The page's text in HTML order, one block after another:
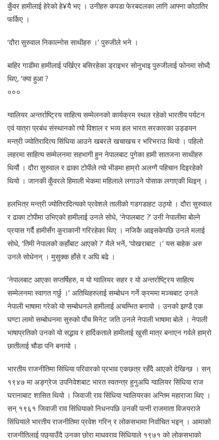
कुँवर हामीलाई हेरेको हे¥यै भए । उनीहरु कपडा फेरबदलका लागि आफ्ना कोठातिर
फर्किए ।
‘दौरा सुरुवाल निकाल्नोस साथीहरु ।’ पुरुजीले भने ।
बाहिर गाडीमा हामीलाई पर्खिएर बसिरहेका ड्राइभर सोनुभाइ पुरुजीलाई फोनमा सोध्दै
थिए, ‘क्या हुआ ?
०००
ग्वालियर अन्तर्राष्ट्रिय साहित्य सम्मेलनको कार्यक्रम स्थल रहेको भारतीय पर्यटन
एवं यात्रा प्रबंध संस्थानको त्यो विशाल र भव्य हल भारत सरकारका उड्डयन
मन्त्री ज्योतिरादित्य सिंधिया आउने खबरले खचाखच र भरिभराउ थियो । पहिलो
लहरमा साहित्य सम्मेलनमा सहभागी हुन नेपालबाट पुगेका हामी सातजना साथीहरु
थियौं । दौरा सुरुवाल र ढाका टोपीले त्यो भीडमा हाम्रो अलग्गै पहिचान दिइरहेको
थियो । जानकी कुँवरले हिमाली भेकमा महिलाले लगाउने पोसाक लगाएकी थिइन् ।
हलभित्र मन्त्री ज्योतिरादित्यको प्रवेशले तालीको गडगडाहट उठ्यो । दौरा सुरुवाल
र ढाका टोपीमा उभिएको हामीलाई उनले सोधे, ‘नेपालबाट ?’ उनी नेपालीमा बोल्ने
प्रयास गर्दै हामीसँग कुराकानी गरिरहेका थिए । नजिकै आइसकेपछि उनले मलाई
सोधे, ‘तिमी नेपालको कहाँबाट आएको ?’ मैले भनें, ‘पोखराबाट ।’ यस बाहेक अरु
उनले सोधेनन् । मुसुक्क हाँसे र अघि बढे ।
‘नेपालबाट आएका सप्तर्षिहरु, म यो ग्वालियर सहर र यो अन्तर्राष्ट्रिय साहित्य
सम्मेलनमा स्वागत गर्छु ।’ अतिथिहरुलाई सम्बोधन गर्ने क्रममा मञ्चबाट उनले
नेपाली भाषामा गरेको यो सम्बोधनले हामीलाई अचम्भित बनायो । उनको झण्डै एक
घण्टा लामो सम्बोधनमा सुरुको पाँच मिनेट जति उनले नेपाली भाषामा बोले । नेपाली
भाषाप्रतिको उनको यो सद्भाव र हार्दिकताले हामीलाई खुसी मात्र बनाएन गर्वले हाम्रो
छातीलाई चौडा पनि बनायो ।
भारतीय राजनीतिमा सिंधिया परिवारको प्रभाव एकछत्र रहँदै आएको देखिन्छ । सन्
१९४७ मा अङ्ग्रेज उपनिवेशबाट भारत स्वतन्त्र हुनुअघि ग्वालियर सिंधिया राज
घरानाबाट शासित थियो । जिवाजी राव सिंधिया ग्वालियरका अन्तिम महाराजा थिए ।
सन् १९६१ जिवाजी राव सिंधियाको निधनपछि उनकी पत्नी राजमाता विजयराजे
सिंधियाले भारतीय राजनीतिमा प्रवेश गरिन् र लोकसभामा निर्वाचित भइन् । आमाको
राजनीतिलाई पछ्याउँदै उनका छोरा माधवराव सिंधियाले १९७१ को लोकसभाको